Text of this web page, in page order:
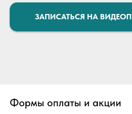
ЗАПИСАТЬСЯ НА
Формы оплаты и акции